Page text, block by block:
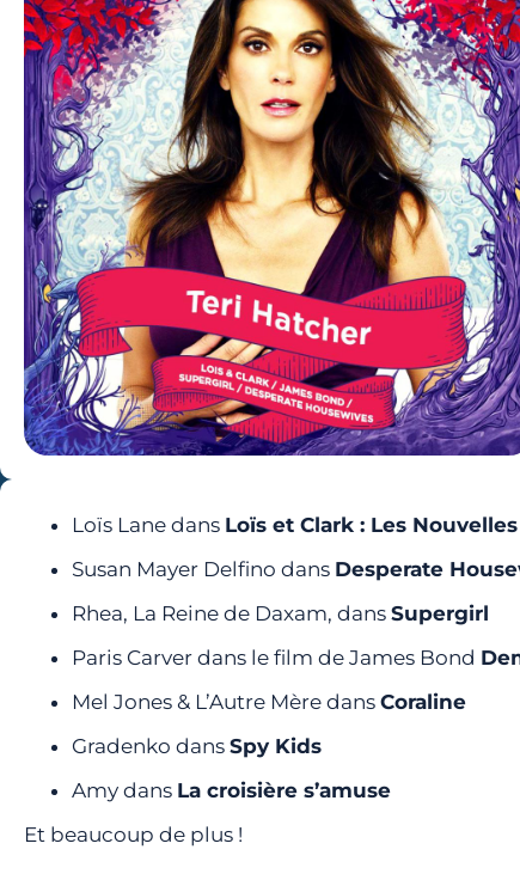
Loïs Lane dans Loïs et Clark : Les
Susan Mayer Delfino dans Desperate
Rhea, La Reine de Daxam, dans Supergirl
Paris Carver dans le film de James Bond
Mel Jones & L’Autre Mère dans Coraline
Gradenko dans Spy Kids
Amy dans La croisière s’amuse
Et beaucoup de plus !